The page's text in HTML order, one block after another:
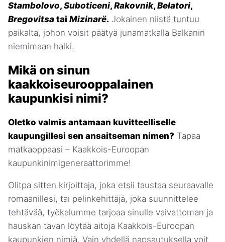
Stambolovo, Suboticeni, Rakovnik, Belatori,
Bregovitsa tai Mizinarë. Jokainen niistä tuntuu
paikalta, johon voisit päätyä junamatkalla Balkanin
niemimaan halki.
Mikä on sinun
kaakkoiseurooppalainen
kaupunkisi nimi?
Oletko valmis antamaan kuvitteelliselle
kaupungillesi sen ansaitseman nimen? Tapaa
matkaoppaasi – Kaakkois-Euroopan
kaupunkinimigeneraattorimme!
Olitpa sitten kirjoittaja, joka etsii taustaa seuraavalle
romaanillesi, tai pelinkehittäjä, joka suunnittelee
tehtävää, työkalumme tarjoaa sinulle vaivattoman ja
hauskan tavan löytää aitoja Kaakkois-Euroopan
kaupunkien nimiä. Vain yhdellä napsautuksella voit